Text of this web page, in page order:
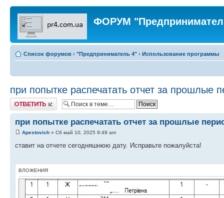
ФОРУМ
Список форумов ‹ "Предприниматель 4" ‹ Использование программы
при попытке распечатать отчет за прошлые
Ответить
при попытке распечатать отчет за прошлые
Apestovich » Сб май 10, 2025 9:49 am
ставит на отчете сегодняшнюю дату. Исправьте пожалуйста!
ВЛОЖЕНИЯ